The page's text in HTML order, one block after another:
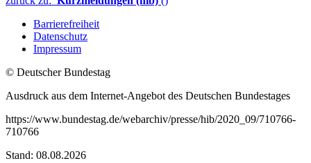
Barrierefreiheit
Datenschutz
Impressum
© Deutscher Bundestag
Ausdruck aus dem Internet-Angebot des Deutschen Bundestages
https://www.bundestag.de/webarchiv/presse/hib/2020_09/710766-
710766
Stand: 08.08.2026